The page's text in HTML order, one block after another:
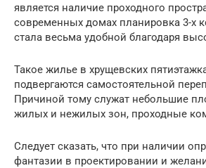
является наличие проходного
современных домах планировка 3-х
стала весьма удобной благодаря
Такое жилье в хрущевских
подвергаются самостоятельной
Причиной тому служат небольшие
жилых и нежилых зон, проходные
Следует сказать, что при наличии
фантазии в проектировании и